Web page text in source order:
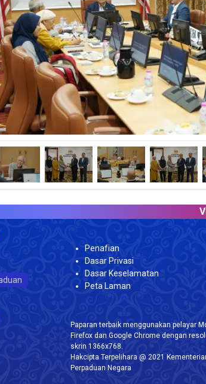
Penafian
Dasar Privasi
Dasar Keselamatan
Peta Laman
Paparan terbaik menggunakan pelayar
Firefox dan Google Chrome dengan
skrin 1366x768.
Hakcipta Terpelihara @ 2021
Perpaduan Negara